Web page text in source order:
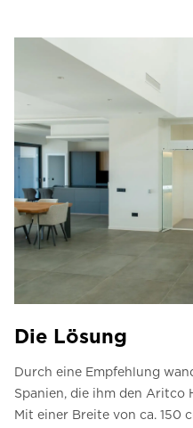
Die Lösung
Durch eine Empfehlung
Spanien, die ihm den Aritco
Mit einer Breite von ca. 150